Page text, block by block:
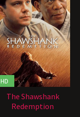
HD
The Shawshank
Redemption